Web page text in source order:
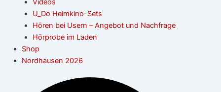
Videos
U_Do Heimkino-Sets
Hören bei Usern – Angebot und Nachfrage
Hörprobe im Laden
Shop
Nordhausen 2026